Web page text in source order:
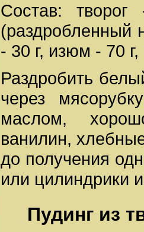
Состав:
(раздробленный
- 30 г, изюм - 70
Раздробить
через
маслом,
ванилин,
до получения
или цилиндрики
Пудинг из